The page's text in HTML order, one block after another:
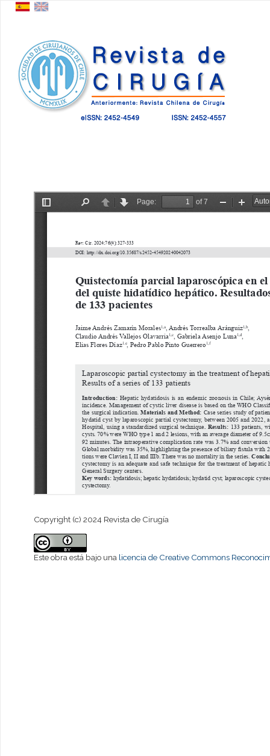
Copyright (c) 2024 Revista de Cirugía
Este obra está bajo una licencia de Creative Commons